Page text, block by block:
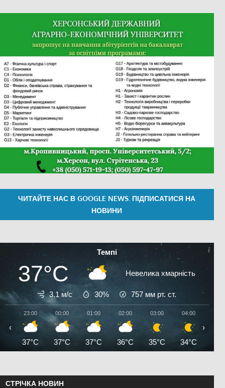
ЧИТАЙТЕ НАС В GOOGLE NEWS. ПІДПИСАТИСЯ НА
НОВИНИ
Темпі
37°C Невелика хмарність
3.1 м/с 30% 757 мм рт. ст.
23:00
37°C
00:00
37°C
01:00
37°C
02:00
36°C
03:00
35°C
04:00
34°C
‹ ›
СТРІЧКА НОВИН